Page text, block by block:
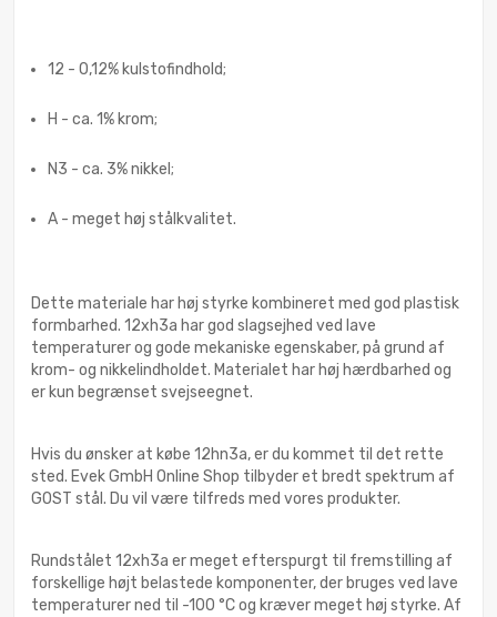
12 - 0,12% kulstofindhold;
H - ca. 1% krom;
N3 - ca. 3% nikkel;
A - meget høj stålkvalitet.
Dette materiale har høj styrke kombineret med god plastisk
formbarhed. 12xh3a har god slagsejhed ved lave
temperaturer og gode mekaniske egenskaber, på grund af
krom- og nikkelindholdet. Materialet har høj hærdbarhed og
er kun begrænset svejseegnet.
Hvis du ønsker at købe 12hn3a, er du kommet til det rette
sted. Evek GmbH Online Shop tilbyder et bredt spektrum af
GOST stål. Du vil være tilfreds med vores produkter.
Rundstålet 12xh3a er meget efterspurgt til fremstilling af
forskellige højt belastede komponenter, der bruges ved lave
temperaturer ned til -100 °C og kræver meget høj styrke. Af